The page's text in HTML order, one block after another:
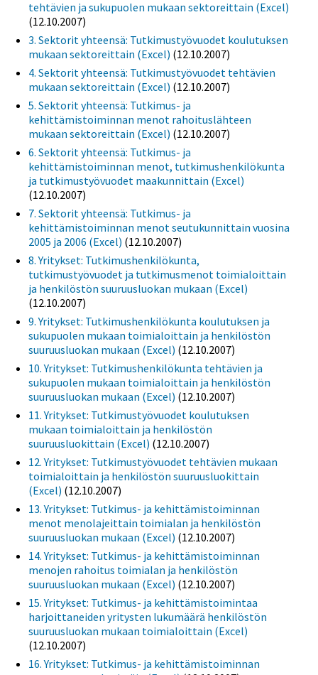
tehtävien ja sukupuolen mukaan sektoreittain (Excel)
(12.10.2007)
3. Sektorit yhteensä: Tutkimustyövuodet koulutuksen
mukaan sektoreittain (Excel) (12.10.2007)
4. Sektorit yhteensä: Tutkimustyövuodet tehtävien
mukaan sektoreittain (Excel) (12.10.2007)
5. Sektorit yhteensä: Tutkimus- ja
kehittämistoiminnan menot rahoituslähteen
mukaan sektoreittain (Excel) (12.10.2007)
6. Sektorit yhteensä: Tutkimus- ja
kehittämistoiminnan menot, tutkimushenkilökunta
ja tutkimustyövuodet maakunnittain (Excel)
(12.10.2007)
7. Sektorit yhteensä: Tutkimus- ja
kehittämistoiminnan menot seutukunnittain vuosina
2005 ja 2006 (Excel) (12.10.2007)
8. Yritykset: Tutkimushenkilökunta,
tutkimustyövuodet ja tutkimusmenot toimialoittain
ja henkilöstön suuruusluokan mukaan (Excel)
(12.10.2007)
9. Yritykset: Tutkimushenkilökunta koulutuksen ja
sukupuolen mukaan toimialoittain ja henkilöstön
suuruusluokan mukaan (Excel) (12.10.2007)
10. Yritykset: Tutkimushenkilökunta tehtävien ja
sukupuolen mukaan toimialoittain ja henkilöstön
suuruusluokan mukaan (Excel) (12.10.2007)
11. Yritykset: Tutkimustyövuodet koulutuksen
mukaan toimialoittain ja henkilöstön
suuruusluokittain (Excel) (12.10.2007)
12. Yritykset: Tutkimustyövuodet tehtävien mukaan
toimialoittain ja henkilöstön suuruusluokittain
(Excel) (12.10.2007)
13. Yritykset: Tutkimus- ja kehittämistoiminnan
menot menolajeittain toimialan ja henkilöstön
suuruusluokan mukaan (Excel) (12.10.2007)
14. Yritykset: Tutkimus- ja kehittämistoiminnan
menojen rahoitus toimialan ja henkilöstön
suuruusluokan mukaan (Excel) (12.10.2007)
15. Yritykset: Tutkimus- ja kehittämistoimintaa
harjoittaneiden yritysten lukumäärä henkilöstön
suuruusluokan mukaan toimialoittain (Excel)
(12.10.2007)
16. Yritykset: Tutkimus- ja kehittämistoiminnan